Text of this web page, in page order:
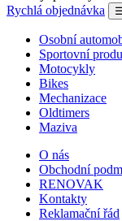
Rychlá objednávka
Osobní
Sportovní
Motocykly
Bikes
Mechanizace
Oldtimers
Maziva
O nás
Obchodní
RENOVAK
Kontakty
Reklamační řád